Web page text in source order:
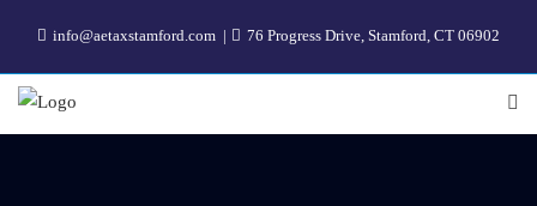
info@aetaxstamford.com 76 Progress Drive, Stamford, CT 06902